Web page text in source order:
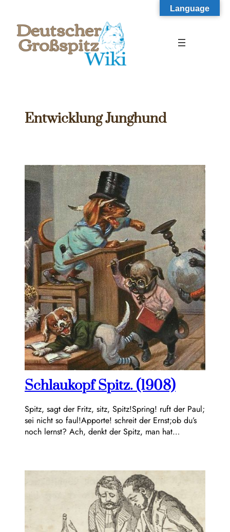
springen
Entwicklung Junghund
Schlaukopf Spitz. (1908)
Spitz, sagt der Fritz, sitz, Spitz!Spring! ruft der Paul;
sei nicht so faul!Apporte! schreit der Ernst;ob du’s
noch lernst? Ach, denkt der Spitz, man hat…
Language